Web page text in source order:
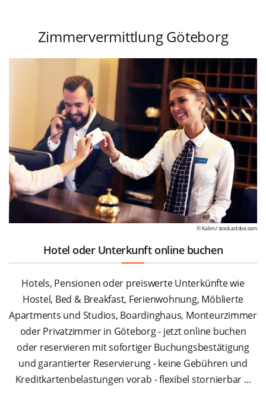
Zimmervermittlung Göteborg
© Kalim /stock.adobe.com
Hotel oder Unterkunft online buchen
Hotels, Pensionen oder preiswerte Unterkünfte wie
Hostel, Bed & Breakfast, Ferienwohnung, Möblierte
Apartments und Studios, Boardinghaus, Monteurzimmer
oder Privatzimmer in Göteborg - jetzt online buchen
oder reservieren mit sofortiger Buchungsbestätigung
und garantierter Reservierung - keine Gebühren und
Kreditkartenbelastungen vorab - flexibel stornierbar ...